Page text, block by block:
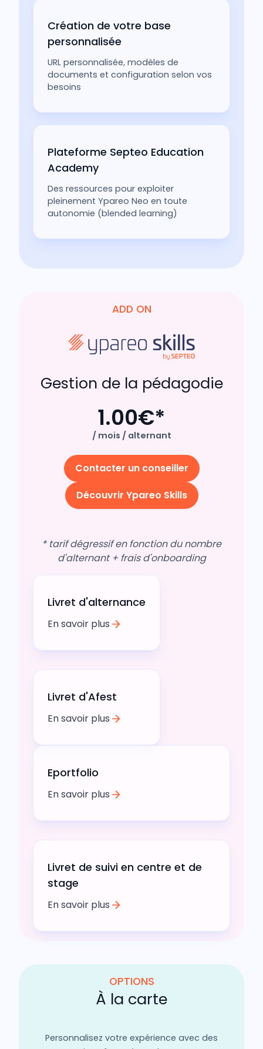
Création de votre base
personnalisée
URL personnalisée, modèles de
documents et configuration selon vos
besoins
Plateforme Septeo Education
Academy
Des ressources pour exploiter
pleinement Ypareo Neo en toute
autonomie (blended learning)
ADD ON
Gestion de la pédagodie
1.00€*
/ mois / alternant
Contacter un conseiller
Découvrir Ypareo Skills
* tarif dégressif en fonction du nombre
d'alternant + frais d'onboarding
Livret d'alternance
En savoir plus
Livret d'Afest
En savoir plus
Eportfolio
En savoir plus
Livret de suivi en centre et de
stage
En savoir plus
OPTIONS
À la carte
Personnalisez votre expérience avec des